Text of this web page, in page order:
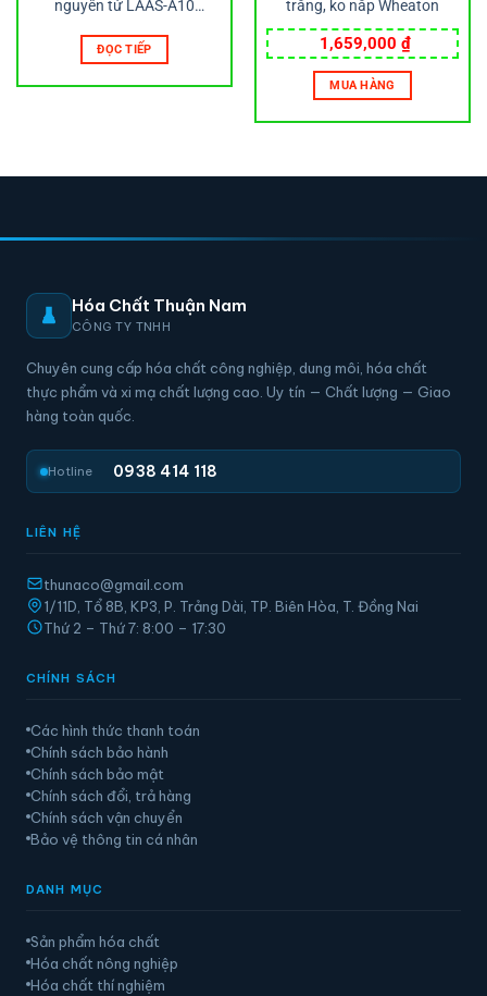
nguyên tử LAAS-A10
ĐỌC TIẾP
trắng, ko nắp Wheaton
1,659,000 ₫
MUA HÀNG
Hóa Chất Thuận Nam
CÔNG TY TNHH
Chuyên cung cấp hóa chất công nghiệp, dung môi, hóa chất
thực phẩm và xi mạ chất lượng cao. Uy tín — Chất lượng — Giao
hàng toàn quốc.
Hotline 0938 414 118
LIÊN HỆ
thunaco@gmail.com
1/11D, Tổ 8B, KP3, P. Trảng Dài, TP. Biên Hòa, T. Đồng Nai
Thứ 2 – Thứ 7: 8:00 – 17:30
CHÍNH SÁCH
Các hình thức thanh toán
Chính sách bảo hành
Chính sách bảo mật
Chính sách đổi, trả hàng
Chính sách vận chuyển
Bảo vệ thông tin cá nhân
DANH MỤC
Sản phẩm hóa chất
Hóa chất nông nghiệp
Hóa chất thí nghiệm